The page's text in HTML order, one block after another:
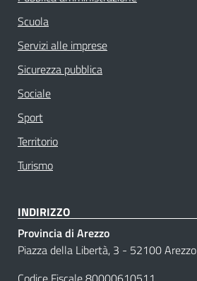
Scuola
Servizi alle imprese
Sicurezza pubblica
Sociale
Sport
Territorio
Turismo
INDIRIZZO
Provincia di Arezzo
Piazza della Libertà, 3 - 52100 Arezzo